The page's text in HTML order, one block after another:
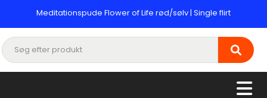
Meditationspude Flower of Life rød/sølv | Single flirt